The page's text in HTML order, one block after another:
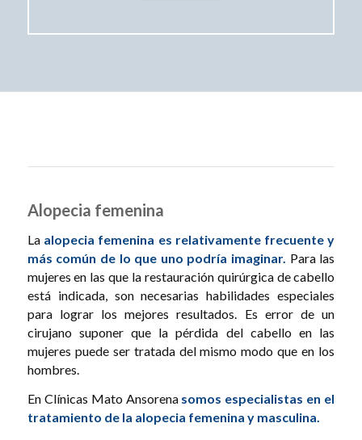
Alopecia femenina
La alopecia femenina es relativamente frecuente y
más común de lo que uno podría imaginar. Para las
mujeres en las que la restauración quirúrgica de cabello
está indicada, son necesarias habilidades especiales
para lograr los mejores resultados. Es error de un
cirujano suponer que la pérdida del cabello en las
mujeres puede ser tratada del mismo modo que en los
hombres.
En Clínicas Mato Ansorena somos especialistas en el
tratamiento de la alopecia femenina y masculina.